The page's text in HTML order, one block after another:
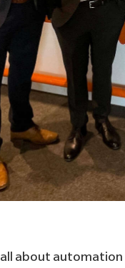
all about automation